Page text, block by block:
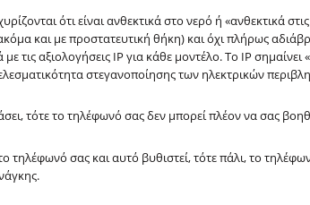
ότι είναι ανθεκτικά στο νερό ή «ανθεκτικά στις
και με προστατευτική θήκη) και όχι πλήρως
τις αξιολογήσεις IP για κάθε μοντέλο. Το IP σημαίνει
στεγανοποίησης των ηλεκτρικών
τότε το τηλέφωνό σας δεν μπορεί πλέον να σας
τηλέφωνό σας και αυτό βυθιστεί, τότε πάλι, το